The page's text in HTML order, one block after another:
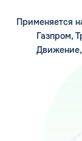
Применяется
Газпром,
Движение,